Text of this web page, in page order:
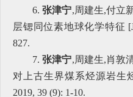
6.张津宁,周建生,付立
层锶同位素地球化学特征
827.
7.张津宁,周建生,肖敦
对上古生界煤系烃源岩生
2019, 39 (9): 1-10.